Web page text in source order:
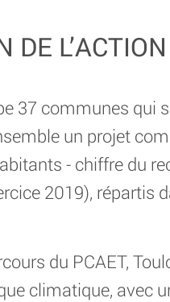
DE L’ACTION
37 communes qui
un projet
- chiffre du
2019),
du PCAET,
climatique, avec